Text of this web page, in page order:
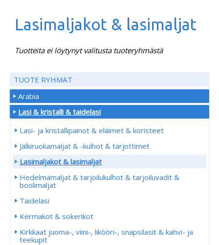
Lasimaljakot & lasimaljat
Tuotteita ei löytynyt valitusta tuoteryhmästä
TUOTE RYHMÄT
Arabia
Lasi & kristalli & taidelasi
Lasi- ja kristallipainot & eläimet & koristeet
Jälkiruokamaljat & -kulhot & tarjottimet
Lasimaljakot & lasimaljat
Hedelmämaljat & tarjoilukulhot & tarjoiluvadit &
boolimaljat
Taidelasi
Kermakot & sokerikot
Kirkkaat juoma-, viini-, likööri-, snapsilasit & kahvi- ja
teekupit